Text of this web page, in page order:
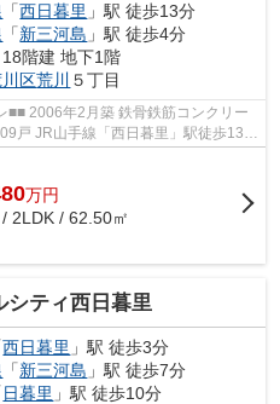
「西日暮里 」駅 徒歩13分
「新三河島 」駅 徒歩4分
階建 地下1階
区荒川 ５丁目
リー
歩13分
万円
2LDK / 62.50㎡
シティ西日暮里
西日暮里 」駅 徒歩3分
「新三河島 」駅 徒歩7分
日暮里 」駅 徒歩10分